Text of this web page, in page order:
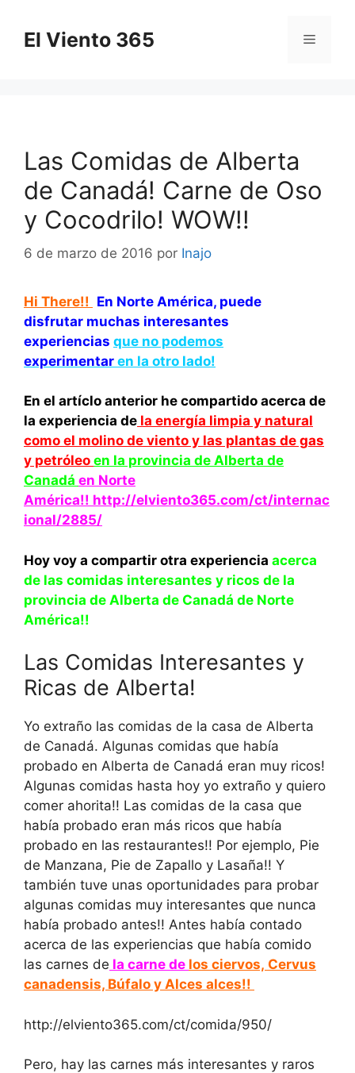
contenido
El Viento 365 Menú
Las Comidas de Alberta
de Canadá! Carne de Oso
y Cocodrilo! WOW!!
6 de marzo de 2016 por Inajo
Hi There!! En Norte América, puede
disfrutar muchas interesantes
experiencias que no podemos
experimentar en la otro lado!
En el artíclo anterior he compartido acerca de
la experiencia de la energía limpia y natural
como el molino de viento y las plantas de gas
y petróleo en la provincia de Alberta de
Canadá en Norte
América!! http://elviento365.com/ct/internac
ional/2885/
Hoy voy a compartir otra experiencia acerca
de las comidas interesantes y ricos de la
provincia de Alberta de Canadá de Norte
América!!
Las Comidas Interesantes y
Ricas de Alberta!
Yo extraño las comidas de la casa de Alberta
de Canadá. Algunas comidas que había
probado en Alberta de Canadá eran muy ricos!
Algunas comidas hasta hoy yo extraño y quiero
comer ahorita!! Las comidas de la casa que
había probado eran más ricos que había
probado en las restaurantes!! Por ejemplo, Pie
de Manzana, Pie de Zapallo y Lasaña!! Y
también tuve unas oportunidades para probar
algunas comidas muy interesantes que nunca
había probado antes!! Antes había contado
acerca de las experiencias que había comido
las carnes de la carne de los ciervos, Cervus
canadensis, Búfalo y Alces alces!!
http://elviento365.com/ct/comida/950/
Pero, hay las carnes más interesantes y raros